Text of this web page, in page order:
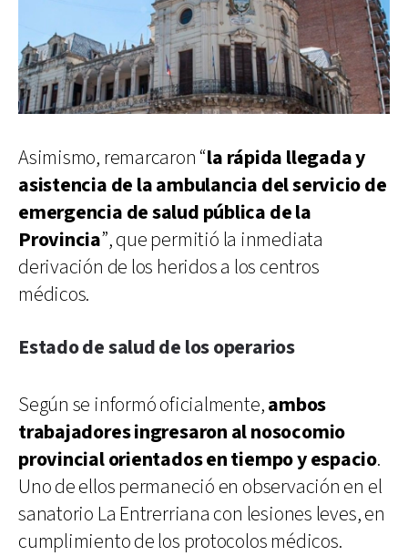
Asimismo, remarcaron “la rápida llegada y
asistencia de la ambulancia del servicio de
emergencia de salud pública de la
Provincia”, que permitió la inmediata
derivación de los heridos a los centros
médicos.
Estado de salud de los operarios
Según se informó oficialmente,ambos
trabajadores ingresaron al nosocomio
provincial orientados en tiempo y espacio.
Uno de ellos permaneció en observación en el
sanatorio La Entrerriana con lesiones leves, en
cumplimiento de los protocolos médicos.